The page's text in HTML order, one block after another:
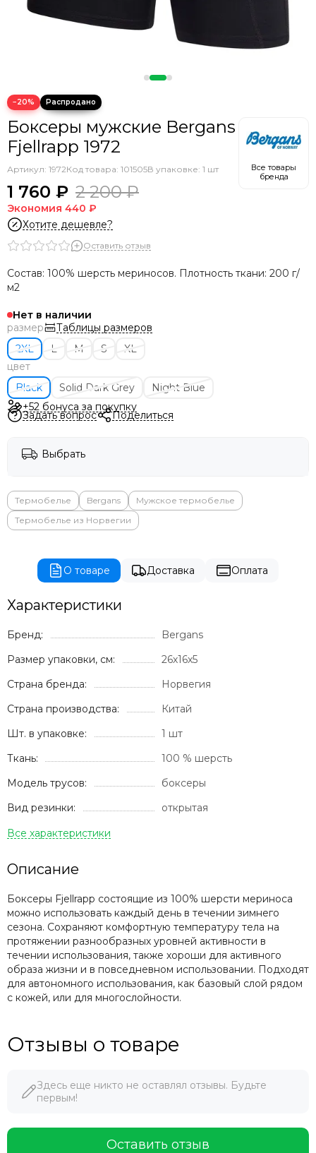
−20%
Боксеры мужские Bergans
Fjellrapp 1972
Артикул: 1972Код товара: 101505В упаковке: 1 шт
1 760 ₽ 2 200 ₽
Экономия 440 ₽
Хотите дешевле?
Все товары
бренда
Оставить отзыв
Состав: 100% шерсть мериносов. Плотность ткани: 200 г/
м2
Нет в наличии
размер
Таблицы размеров
2XL
L M S
XL
цвет
Black
Solid Dark Grey
Night Blue
+52 бонуса за покупку
Задать вопрос Поделиться
Выбрать
Термобелье Bergans
Мужское термобелье
Термобелье из Норвегии
О товаре Доставка Оплата
Характеристики
Бренд:
Bergans
Размер упаковки, см:
26х16х5
Страна бренда:
Норвегия
Страна производства:
Китай
Шт. в упаковке:
1 шт
Ткань:
100 % шерсть
Модель трусов:
боксеры
Вид резинки:
открытая
Описание
Боксеры Fjellrapp состоящие из 100% шерсти мериноса
можно использовать каждый день в течении зимнего
сезона. Сохраняют комфортную температуру тела на
протяжении разнообразных уровней активности в
течении использования, также хороши для активного
образа жизни и в повседневном использовании. Подходят
для автономного использования, как базовый слой рядом
с кожей, или для многослойности.
Отзывы о товаре
Здесь еще никто не оставлял отзывы. Будьте
первым!
Оставить отзыв